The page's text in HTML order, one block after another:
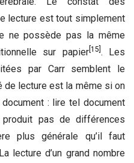
lecture est tout simplement
ne possède pas la même
sur papier[15] . Les
par Carr semblent le
de lecture est la même si on
: lire tel document
pas de différences
plus générale qu’il faut
lecture d’un grand nombre